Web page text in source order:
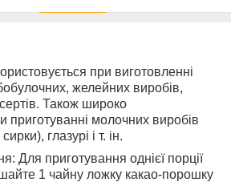
при виготовленні
желейних виробів,
Також широко
приготуванні молочних виробів
глазурі і т. ін.
Для приготування однієї порції
1 чайну ложку какао-порошку